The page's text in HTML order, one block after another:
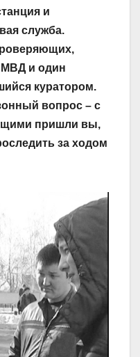
и
служба.
МВД и один
куратором.
вопрос – с
пришли вы,
за ходом